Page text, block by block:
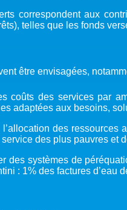
correspondent aux
telles que les fonds
être envisagées,
coûts des services par
adaptées aux besoins,
des ressources
service des plus pauvres
des systèmes de
: 1% des factures d’eau